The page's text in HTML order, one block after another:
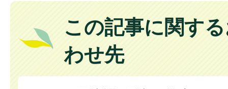
この記事に関す
わせ先